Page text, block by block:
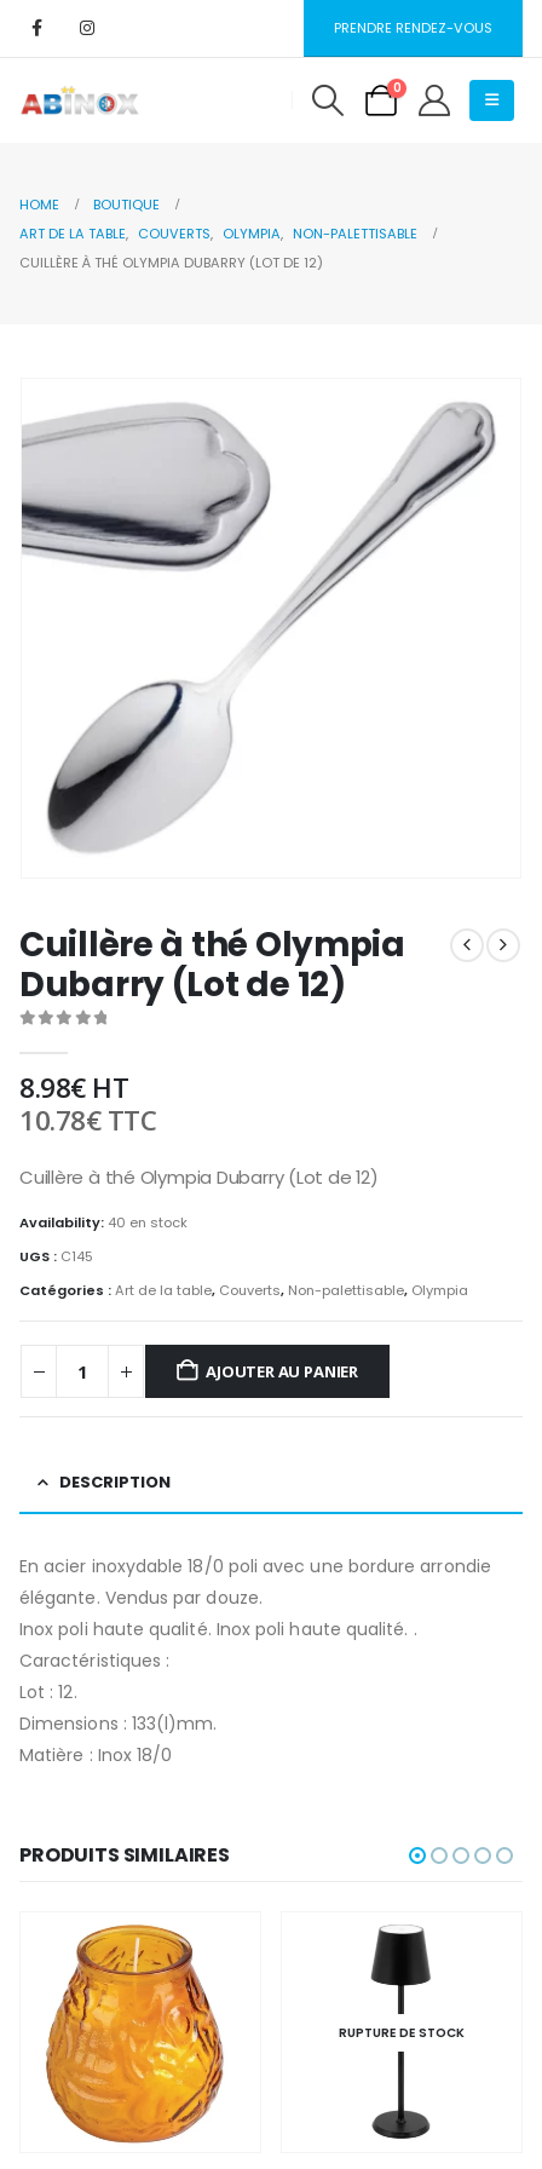
PRENDRE RENDEZ-VOUS
0
HOME
BOUTIQUE
ART DE LA TABLE, COUVERTS, OLYMPIA, NON-PALETTISABLE
CUILLÈRE À THÉ OLYMPIA DUBARRY (LOT DE 12)
Cuillère à thé Olympia
Dubarry (Lot de 12)
8.98€HT
10.78€TTC
Cuillère à thé Olympia Dubarry (Lot de 12)
Availability: 40 en stock
UGS : C145
Catégories :Art de la table, Couverts, Non-palettisable, Olympia
AJOUTER AU PANIER
DESCRIPTION
En acier inoxydable 18/0 poli avec une bordure arrondie
élégante. Vendus par douze.
Inox poli haute qualité. Inox poli haute qualité. .
Caractéristiques :
Lot : 12.
Dimensions : 133(l)mm.
Matière : Inox 18/0
PRODUITS SIMILAIRES
RUPTURE DE STOCK